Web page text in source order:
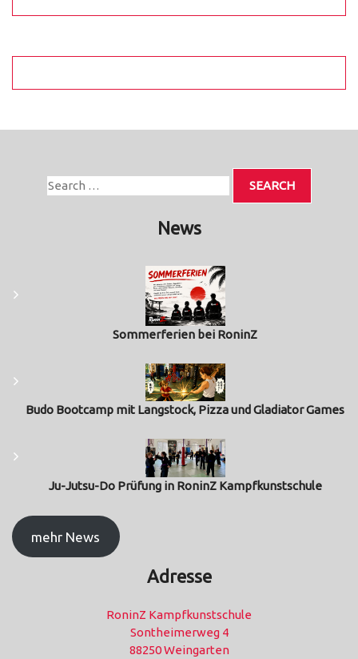
News
Sommerferien bei RoninZ
Budo Bootcamp mit Langstock, Pizza und Gladiator Games
Ju-Jutsu-Do Prüfung in RoninZ Kampfkunstschule
mehr News
Adresse
RoninZ Kampfkunstschule
Sontheimerweg 4
88250 Weingarten